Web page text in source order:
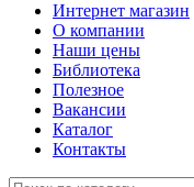
Интернет магазин
О компании
Наши цены
Библиотека
Полезное
Вакансии
Каталог
Контакты